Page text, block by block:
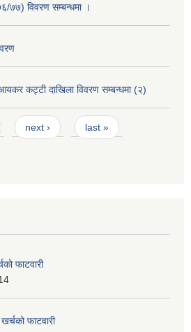
विवरण सम्बन्धमा ।
कट्टी दाखिला विवरण सम्बन्धमा (२)
next › last »
फाटवारी
फाटवारी